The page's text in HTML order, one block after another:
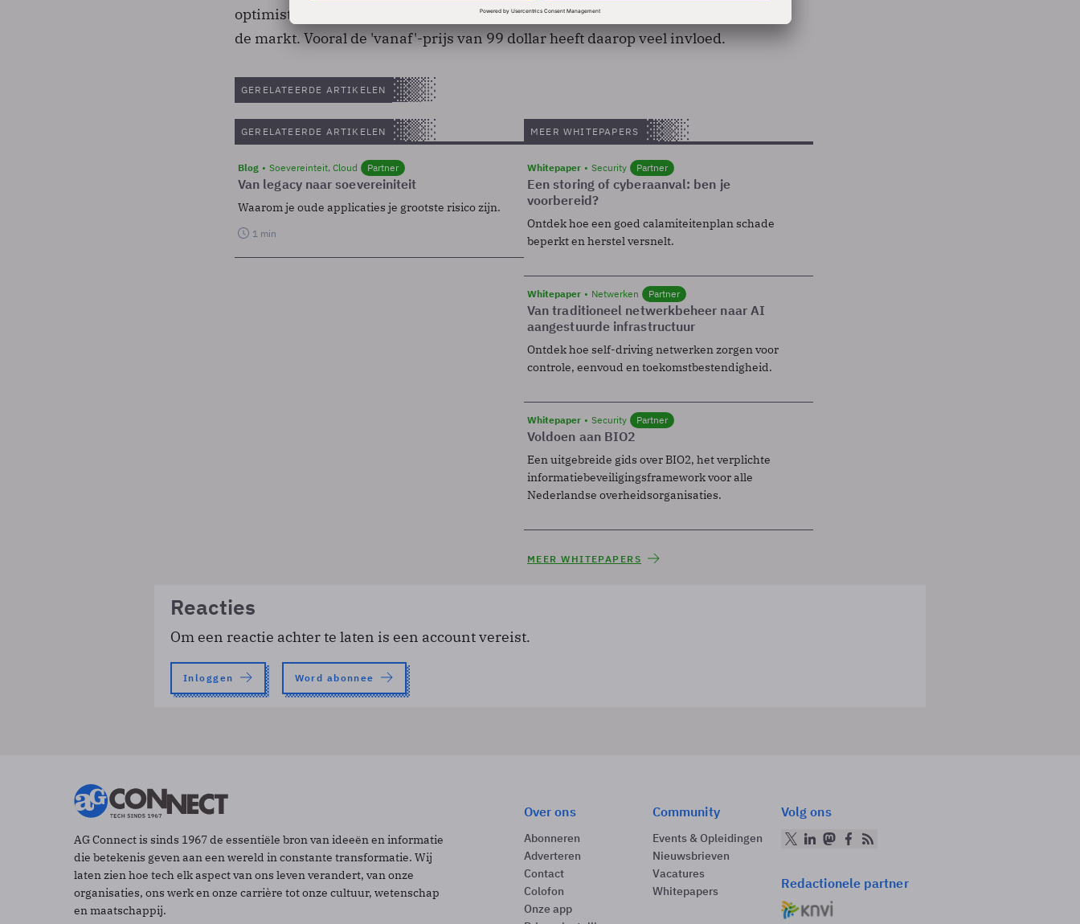
optimistisch, omdat volgens hem Palm in smarthones iets harder groeit dan
de markt. Vooral de 'vanaf'-prijs van 99 dollar heeft daarop veel invloed.
GERELATEERDE ARTIKELEN
GERELATEERDE ARTIKELEN
Blog Soevereinteit, Cloud Partner
Van legacy naar soevereiniteit
Waarom je oude applicaties je grootste risico zijn.
1 min
MEER WHITEPAPERS
Whitepaper Security Partner
Een storing of cyberaanval: ben je
voorbereid?
Ontdek hoe een goed calamiteitenplan schade
beperkt en herstel versnelt.
Whitepaper Netwerken Partner
Van traditioneel netwerkbeheer naar AI
aangestuurde infrastructuur
Ontdek hoe self-driving netwerken zorgen voor
controle, eenvoud en toekomstbestendigheid.
Whitepaper Security Partner
Voldoen aan BIO2
Een uitgebreide gids over BIO2, het verplichte
informatiebeveiligingsframework voor alle
Nederlandse overheidsorganisaties.
MEER WHITEPAPERS
Reacties
Om een reactie achter te laten is een account vereist.
Inloggen Word abonnee
AG Connect is sinds 1967 de essentiële bron van ideeën en informatie
die betekenis geven aan een wereld in constante transformatie. Wij
laten zien hoe tech elk aspect van ons leven verandert, van onze
organisaties, ons werk en onze carrière tot onze cultuur, wetenschap
en maatschappij.
Over ons
Abonneren
Adverteren
Contact
Colofon
Onze app
Community
Events & Opleidingen
Nieuwsbrieven
Vacatures
Whitepapers
Volg ons
Redactionele partner